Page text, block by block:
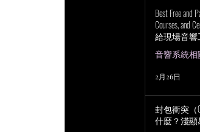
Best Free and
Courses, and
給現場音
上培訓研
音響系統相
2月26日
封包衝突（
什麼？淺